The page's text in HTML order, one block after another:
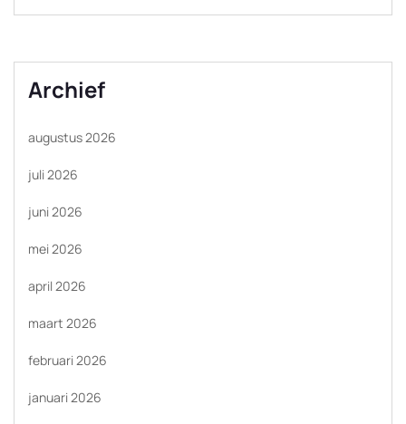
Archief
augustus 2026
juli 2026
juni 2026
mei 2026
april 2026
maart 2026
februari 2026
januari 2026